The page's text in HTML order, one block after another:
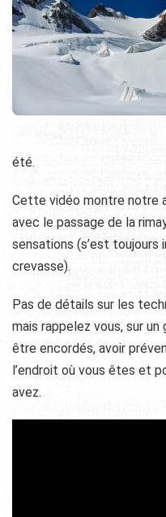
été.
Cette vidéo montre notre
avec le passage de la
sensations (s’est toujours
crevasse).
Pas de détails sur les
mais rappelez vous, sur
être encordés, avoir
l’endroit où vous êtes et
avez.